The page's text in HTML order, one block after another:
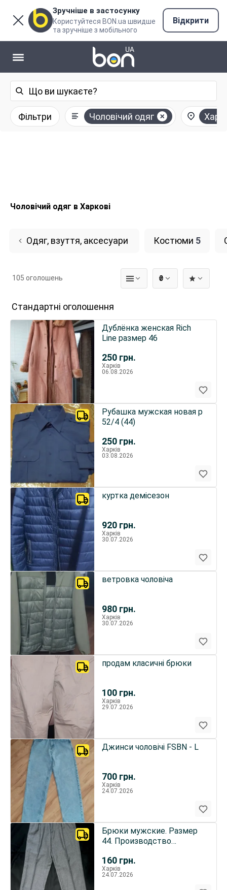
Зручніше в застосунку
Користуйтеся BON.ua швидше
та зручніше з мобільного
Відкрити
Фільтри Чоловічий одяг
Чоловічий одяг в Харкові
Одяг, взуття, аксесуари Костюми 5
₴
105 оголошень
Стандартні оголошення
250 грн.
Дублёнка женская Rich
Line размер 46
Харків
06.08.2026
250 грн.
Рубашка мужская новая р
52/4 (44)
Харків
03.08.2026
920 грн.
куртка демісезон
Харків
30.07.2026
980 грн.
ветровка чоловіча
Харків
30.07.2026
100 грн.
продам класичні брюки
Харків
29.07.2026
700 грн.
Джинси чоловічі FSBN - L
Харків
24.07.2026
160 грн.
Брюки мужские. Размер
44. Производство
Харків
24.07.2026